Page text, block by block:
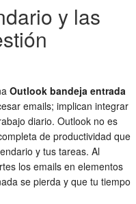
y las
Outlook bandeja entrada
emails; implican integrar
diario. Outlook no es
de productividad que
y tus tareas. Al
los emails en elementos
se pierda y que tu tiempo